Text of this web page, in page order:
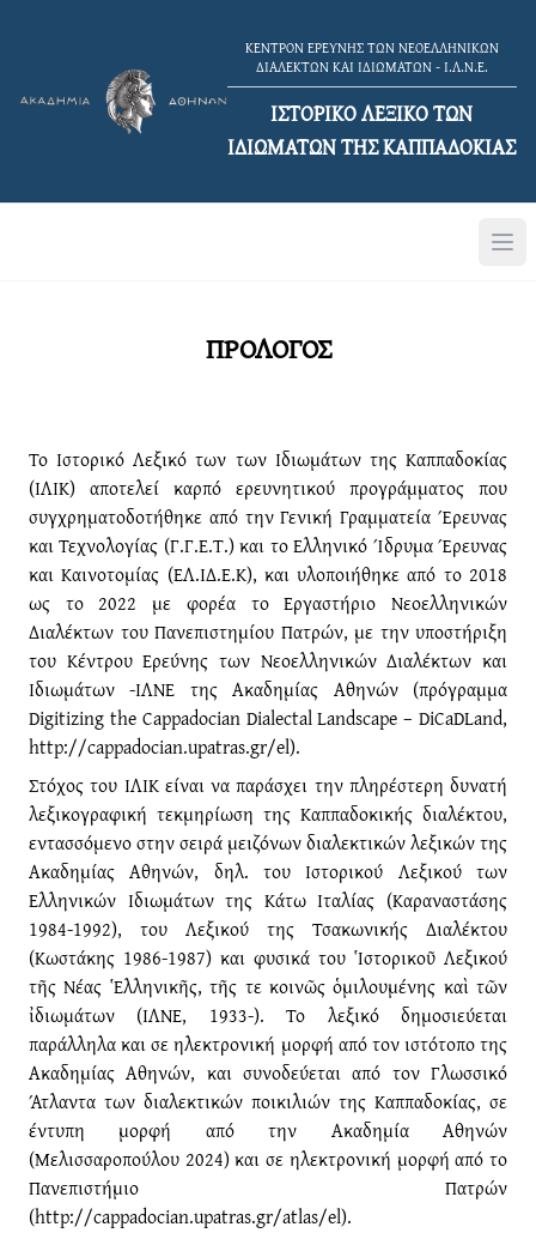
ΚΕΝΤΡΟΝ ΕΡΕΥΝΗΣ ΤΩΝ ΝΕΟΕΛΛΗΝΙΚΩΝ
ΔΙΑΛΕΚΤΩΝ ΚΑΙ ΙΔΙΩΜΑΤΩΝ - Ι.Λ.Ν.Ε.
ΙΣΤΟΡΙΚΟ ΛΕΞΙΚΟ TΩΝ
ΙΔΙΩΜΑΤΩΝ ΤΗΣ ΚΑΠΠΑΔΟΚΙΑΣ
ΠΡΟΛΟΓΟΣ
Το Ιστορικό Λεξικό των των Ιδιωμάτων της Καππαδοκίας
(ΙΛΙΚ) αποτελεί καρπό ερευνητικού προγράμματος που
συγχρηματοδοτήθηκε από την Γενική Γραμματεία Έρευνας
και Τεχνολογίας (Γ.Γ.Ε.Τ.) και το Ελληνικό Ίδρυμα Έρευνας
και Καινοτομίας (ΕΛ.ΙΔ.Ε.Κ), και υλοποιήθηκε από το 2018
ως το 2022 με φορέα το Εργαστήριο Νεοελληνικών
Διαλέκτων του Πανεπιστημίου Πατρών, με την υποστήριξη
του Κέντρου Ερεύνης των Νεοελληνικών Διαλέκτων και
Ιδιωμάτων -ΙΛΝΕ της Ακαδημίας Αθηνών (πρόγραμμα
Digitizing the Cappadocian Dialectal Landscape – DiCaDLand,
http://cappadocian.upatras.gr/el).
Στόχος του ΙΛΙΚ είναι να παράσχει την πληρέστερη δυνατή
λεξικογραφική τεκμηρίωση της Καππαδοκικής διαλέκτου,
εντασσόμενο στην σειρά μειζόνων διαλεκτικών λεξικών της
Ακαδημίας Αθηνών, δηλ. του Ιστορικού Λεξικού των
Ελληνικών Ιδιωμάτων της Κάτω Ιταλίας (Καραναστάσης
1984-1992), του Λεξικού της Τσακωνικής Διαλέκτου
(Κωστάκης 1986-1987) και φυσικά του Ἱστορικοῦ Λεξικού
τῆς Νέας Ἑλληνικῆς, τῆς τε κοινῶς ὁμιλουμένης καὶ τῶν
ἰδιωμάτων (ΙΛΝΕ, 1933-). Το λεξικό δημοσιεύεται
παράλληλα και σε ηλεκτρονική μορφή από τον ιστότοπο της
Ακαδημίας Αθηνών, και συνοδεύεται από τον Γλωσσικό
Άτλαντα των διαλεκτικών ποικιλιών της Καππαδοκίας, σε
έντυπη μορφή από την Ακαδημία Αθηνών
(Μελισσαροπούλου 2024) και σε ηλεκτρονική μορφή από το
Πανεπιστήμιο Πατρών
(http://cappadocian.upatras.gr/atlas/el).